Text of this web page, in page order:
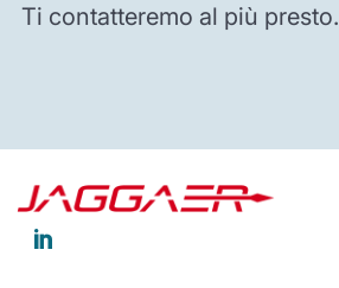
Ti contatteremo al più presto.
